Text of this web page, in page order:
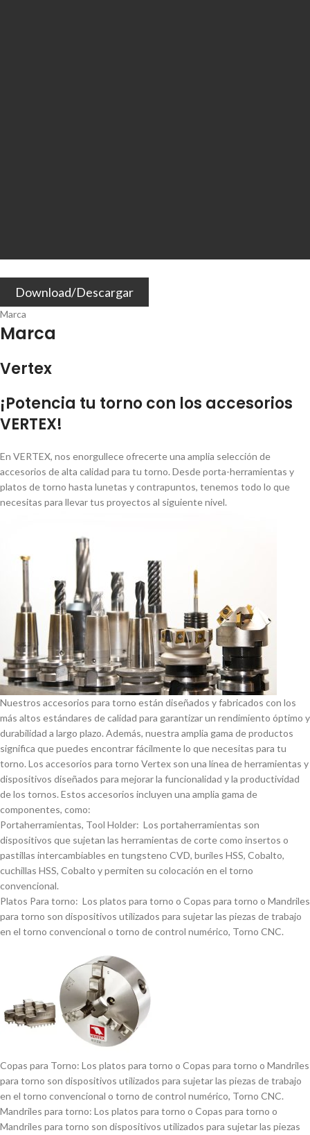
Download/Descargar
Marca
Marca
Vertex
¡Potencia tu torno con los accesorios
VERTEX!
En VERTEX, nos enorgullece ofrecerte una amplia selección de
accesorios de alta calidad para tu torno. Desde porta-herramientas y
platos de torno hasta lunetas y contrapuntos, tenemos todo lo que
necesitas para llevar tus proyectos al siguiente nivel.
Nuestros accesorios para torno están diseñados y fabricados con los
más altos estándares de calidad para garantizar un rendimiento óptimo y
durabilidad a largo plazo. Además, nuestra amplia gama de productos
significa que puedes encontrar fácilmente lo que necesitas para tu
torno. Los accesorios para torno Vertex son una lí­nea de herramientas y
dispositivos diseñados para mejorar la funcionalidad y la productividad
de los tornos. Estos accesorios incluyen una amplia gama de
componentes, como:
Portaherramientas, Tool Holder: Los portaherramientas son
dispositivos que sujetan las herramientas de corte como insertos o
pastillas intercambiables en tungsteno CVD, buriles HSS, Cobalto,
cuchillas HSS, Cobalto y permiten su colocación en el torno
convencional.
Platos Para torno: Los platos para torno o Copas para torno o Mandriles
para torno son dispositivos utilizados para sujetar las piezas de trabajo
en el torno convencional o torno de control numérico, Torno CNC.
Copas para Torno: Los platos para torno o Copas para torno o Mandriles
para torno son dispositivos utilizados para sujetar las piezas de trabajo
en el torno convencional o torno de control numérico, Torno CNC.
Mandriles para torno: Los platos para torno o Copas para torno o
Mandriles para torno son dispositivos utilizados para sujetar las piezas